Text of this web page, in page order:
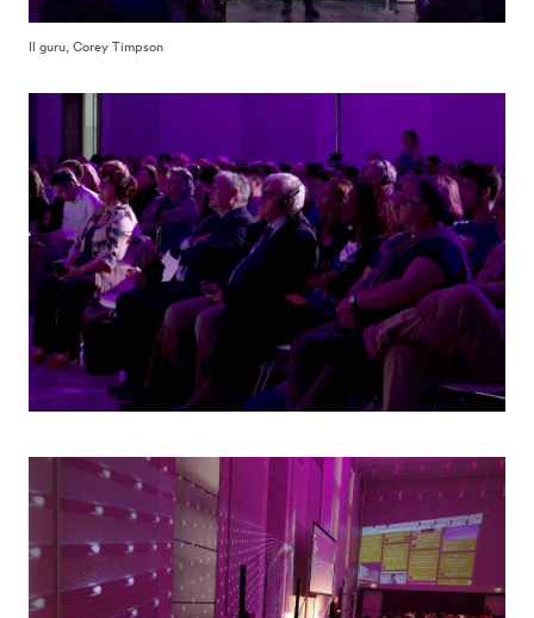
Il guru, Corey Timpson